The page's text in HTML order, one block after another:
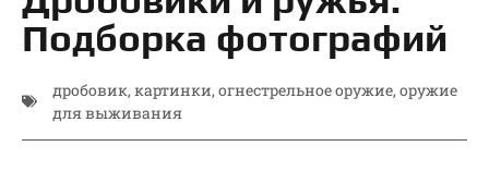
Подборка фотографий
дробовик, картинки, огнестрельное оружие, оружие
для выживания